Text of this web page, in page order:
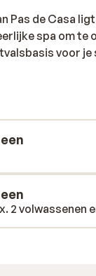
Pas de Casa
spa om te
voor
volwassenen